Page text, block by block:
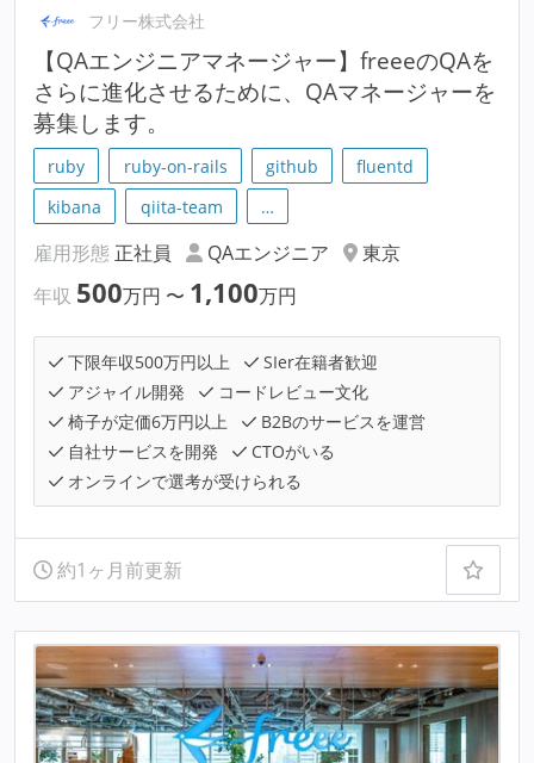
フリー株式会社
【QAエンジニアマネージャー】freeeのQAを
さらに進化させるために、QAマネージャーを
募集します。
ruby ruby-on-rails github
fluentd
kibana
qiita-team …
雇用形態 正社員 QAエンジニア
東京
年収 500万円 〜 1,100万円
下限年収500万円以上
SIer在籍者歓迎
アジャイル開発
コードレビュー文化
椅子が定価6万円以上
B2Bのサービスを運営
自社サービスを開発
CTOがいる
オンラインで選考が受けられる
約1ヶ月前更新